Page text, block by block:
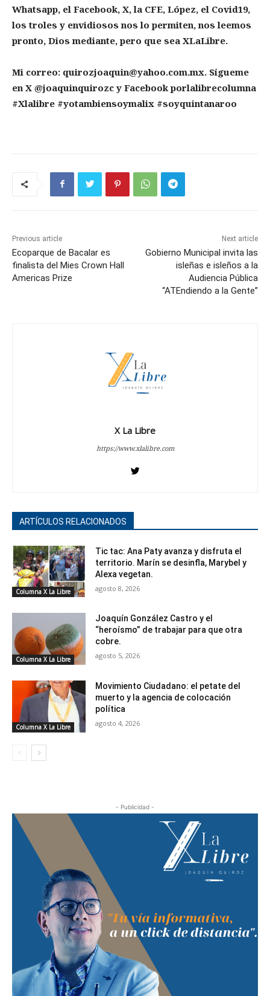
Whatsapp, el Facebook, X, la CFE, López, el Covid19,
los troles y envidiosos nos lo permiten, nos leemos
pronto, Dios mediante, pero que sea XLaLibre.
Mi correo: quirozjoaquin@yahoo.com.mx. Sígueme
en X @joaquinquirozc y Facebook porlalibrecolumna
#Xlalibre #yotambiensoymalix #soyquintanaroo
Previous article
Ecoparque de Bacalar es
finalista del Mies Crown Hall
Americas Prize
Next article
Gobierno Municipal invita las
isleñas e isleños a la
Audiencia Pública
“ATEndiendo a la Gente”
X La Libre
https://www.xlalibre.com
ARTÍCULOS RELACIONADOS
Columna X La Libre
Tic tac: Ana Paty avanza y disfruta el
territorio. Marín se desinfla, Marybel y
Alexa vegetan.
agosto 8, 2026
Columna X La Libre
Joaquín González Castro y el
“heroísmo” de trabajar para que otra
cobre.
agosto 5, 2026
Columna X La Libre
Movimiento Ciudadano: el petate del
muerto y la agencia de colocación
política
agosto 4, 2026
- Publicidad -